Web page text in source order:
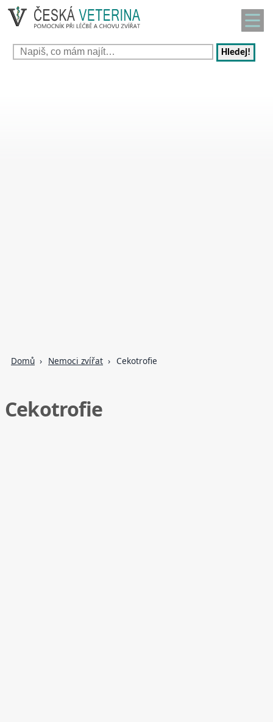
Hledej!
Domů Nemoci zvířat Cekotrofie
Cekotrofie